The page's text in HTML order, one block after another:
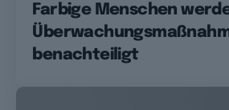
Farbige Menschen
benachteiligt